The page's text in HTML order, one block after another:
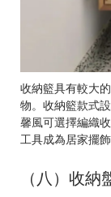
收納籃具有較大
物。收納籃款式
馨風可選擇編織
工具成為居家擺飾
（八）收納